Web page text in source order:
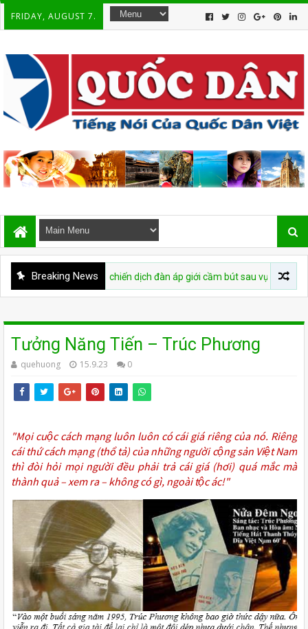
FRIDAY, AUGUST 7.
Breaking News
buộc tái diễn chiến dịch đàn áp giới cầm bút sau vụ bắt giữ tác giả
Tưởng Năng Tiến – Trúc Phương
quehuong 15.9.23 0
"Mọi cuộc cách mạng luôn luôn có cái giá riêng của nó. Riêng
cái thứ cách mạng (thổ tả) của những người cộng sản Việt Nam
thì đòi hỏi mọi người đều phải trả cái giá (hơi) quá mắc mà
thành quả – xem ra – không có gì, ngoài tộc ác!"